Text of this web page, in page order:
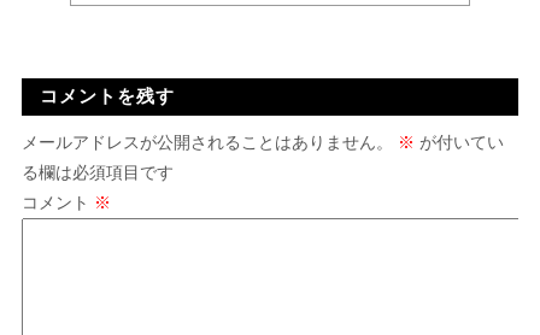
コメントを残す
メールアドレスが公開されることはありません。 ※ が付いてい
る欄は必須項目です
コメント ※